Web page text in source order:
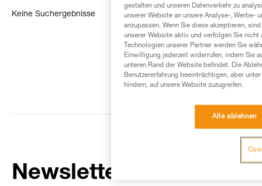
Keine Suchergebnisse
Newsletter abonnieren
gestalten und unseren Datenverkehr zu
unserer Website an unsere Analyse-, Werbe-
anzupassen. Wenn Sie diese akzeptieren,
unserer Website aktiv und verfolgen Sie
Technologien unserer Partner werden Sie
Einwilligung jederzeit widerrufen, indem Sie
unteren Rand der Website befindet. Die
Benutzererfahrung beeinträchtigen, aber
hindern, auf unsere Website zuzugreifen.
Alle ablehnen